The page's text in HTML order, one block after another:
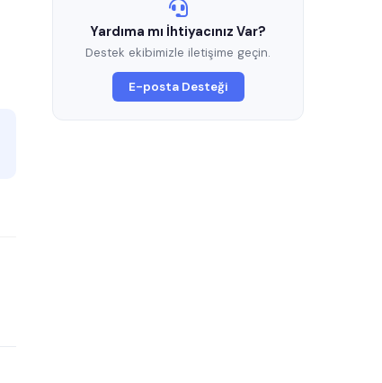
Yardıma mı İhtiyacınız Var?
Destek ekibimizle iletişime geçin.
E-posta Desteği